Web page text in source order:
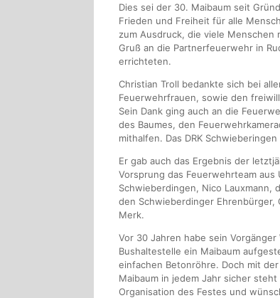
Dies sei der 30. Maibaum seit
Frieden und Freiheit für alle
zum Ausdruck, die viele Menschen
Gruß an die Partnerfeuerwehr in
errichteten.
Christian Troll bedankte sich bei
Feuerwehrfrauen, sowie den
Sein Dank ging auch an die
des Baumes, den
mithalfen. Das DRK
Er gab auch das Ergebnis der
Vorsprung das Feuerwehrteam
Schwieberdingen, Nico
den Schwieberdinger Ehrenbürger,
Merk.
Vor 30 Jahren habe sein
Bushaltestelle ein Maibaum
einfachen Betonröhre. Doch mit
Maibaum in jedem Jahr sicher
Organisation des Festes und